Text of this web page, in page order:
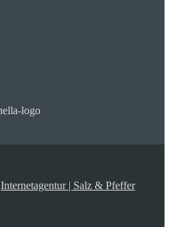
Internetagentur | Salz & Pfeffer